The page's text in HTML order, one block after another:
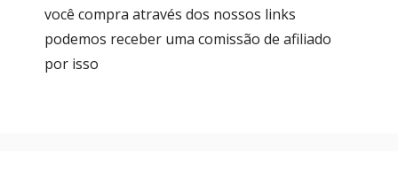
você compra através dos nossos links
podemos receber uma comissão de afiliado
por isso